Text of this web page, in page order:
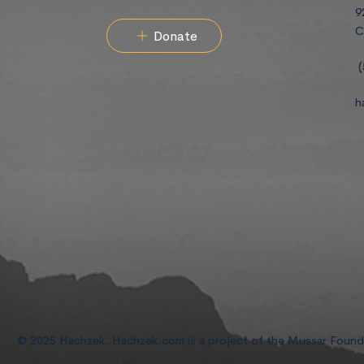
Donate
© 2025 Hachzek. Hachzek.com is a project of the Mussar